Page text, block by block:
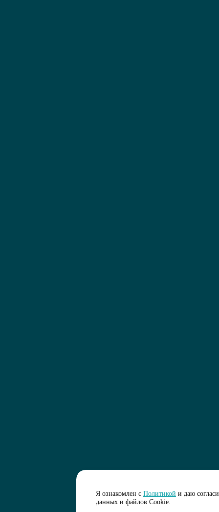
Я ознакомлен с Политикой и даю
данных и файлов Cookie.